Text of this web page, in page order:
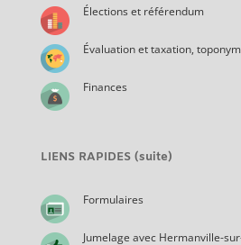
Élections et référendum
Évaluation et taxation,
Finances
LIENS RAPIDES (suite)
Formulaires
Jumelage avec Hermanville-